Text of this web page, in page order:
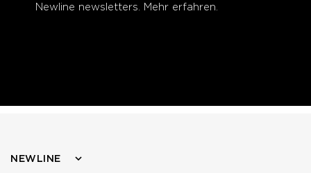
Newline newsletters. Mehr erfahren.
NEWLINE